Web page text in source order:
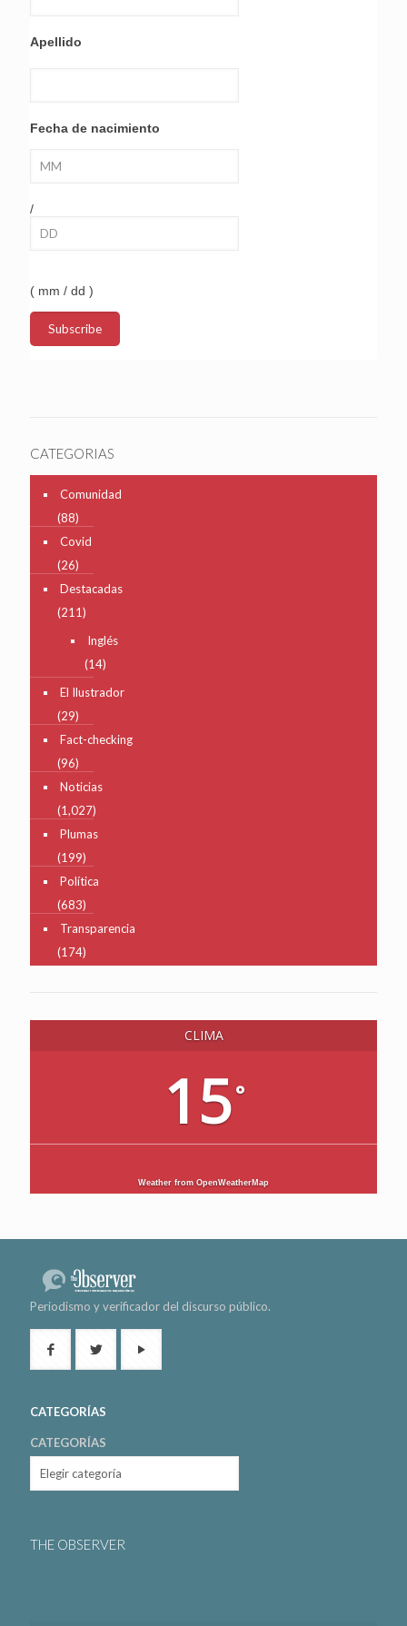
Apellido
Fecha de nacimiento
/
( mm / dd )
CATEGORIAS
Comunidad
(88)
Covid
(26)
Destacadas
(211)
Inglés
(14)
El Ilustrador
(29)
Fact-checking
(96)
Noticias
(1,027)
Plumas
(199)
Política
(683)
Transparencia
(174)
CLIMA
15°
Weather from OpenWeatherMap
Periodismo y verificador del discurso público.
CATEGORÍAS
CATEGORÍAS
THE OBSERVER